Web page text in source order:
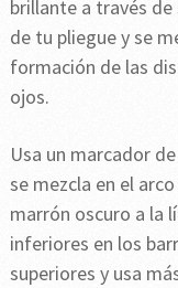
brillante a través
de tu pliegue y se
formación de las
ojos.
Usa un marcador
se mezcla en el
marrón oscuro a la
inferiores en los
superiores y usa